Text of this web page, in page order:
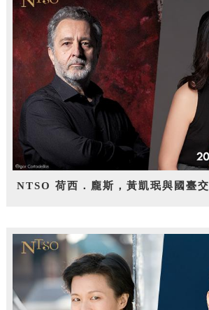
NTSO 荷西．龐斯，黃凱珉與國臺交